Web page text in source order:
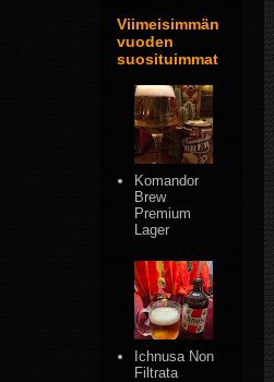
Viimeisimmän
vuoden
suosituimmat
Komandor
Brew
Premium
Lager
Ichnusa Non
Filtrata